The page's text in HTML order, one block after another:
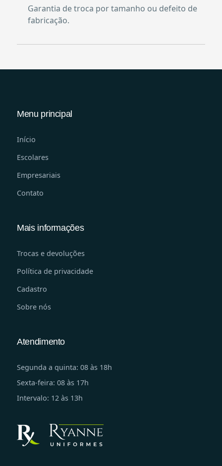
Garantia de troca por tamanho ou defeito de
fabricação.
Menu principal
Início
Escolares
Empresariais
Contato
Mais informações
Trocas e devoluções
Política de privacidade
Cadastro
Sobre nós
Atendimento
Segunda a quinta: 08 às 18h
Sexta-feira: 08 às 17h
Intervalo: 12 às 13h